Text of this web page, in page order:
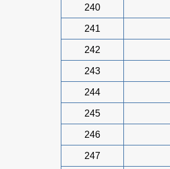
240
241
242
243
244
245
246
247